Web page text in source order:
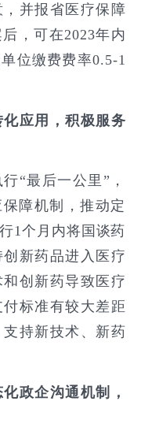
并报省医疗保障
，可在2023年内
位缴费费率0.5-1
应用，积极服务
最后一公里”，
障机制，推动定
1个月内将国谈药
新药品进入医疗
创新药导致医疗
标准有较大差距
持新技术、新药
政企沟通机制，